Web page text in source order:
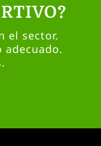
el sector.